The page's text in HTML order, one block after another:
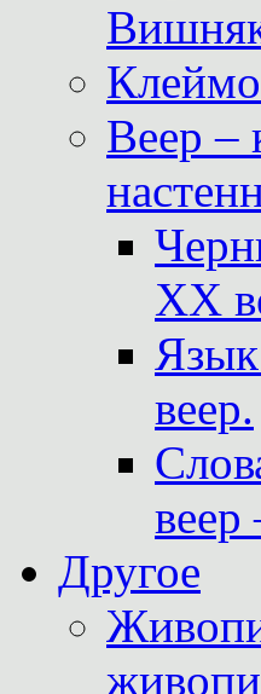
Веер –
XX
веер.
веер
Другое